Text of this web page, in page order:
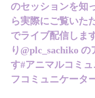
の セッションを知
ら 実際にご覧いた
で ライブ配信しま
り @plc_sachiko
す #アニマルコミ
フコミュニケータ